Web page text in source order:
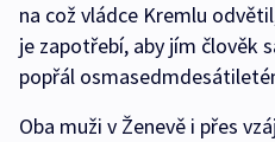
na což vládce Kremlu
je zapotřebí, aby jím člověk
popřál
Oba muži v Ženevě i přes